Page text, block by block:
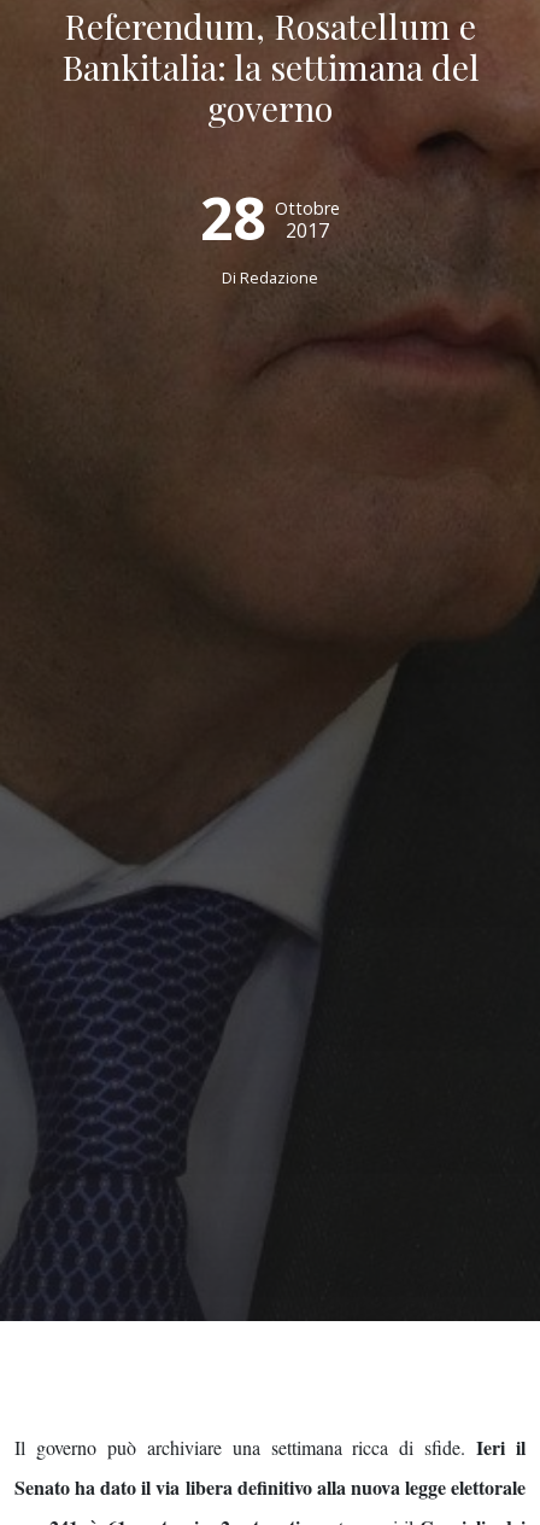
Referendum, Rosatellum e
Bankitalia: la settimana del
governo
28 Ottobre
2017
Di Redazione
Il governo può archiviare una settimana ricca di sfide.Ieri il
Senato ha dato il via libera definitivo alla nuova legge elettorale